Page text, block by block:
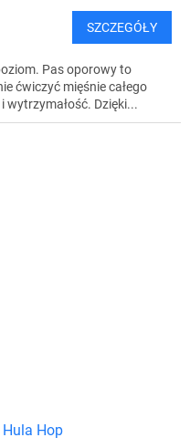
SZCZEGÓŁY
Pas oporowy to
ćwiczyć mięśnie całego
wytrzymałość. Dzięki...
Hula Hop